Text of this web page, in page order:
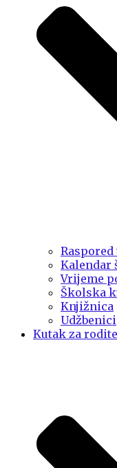
Kalendar
Vrijeme
Školska
Knjižnica
Udžbenici
Kutak za